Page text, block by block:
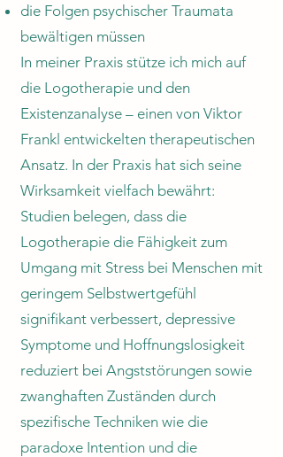
die Folgen psychischer Traumata
bewältigen müssen
In meiner Praxis stütze ich mich auf
die Logotherapie und den
Existenzanalyse – einen von Viktor
Frankl entwickelten therapeutischen
Ansatz. In der Praxis hat sich seine
Wirksamkeit vielfach bewährt:
Studien belegen, dass die
Logotherapie die Fähigkeit zum
Umgang mit Stress bei Menschen mit
geringem Selbstwertgefühl
signifikant verbessert, depressive
Symptome und Hoffnungslosigkeit
reduziert bei Angststörungen sowie
zwanghaften Zuständen durch
spezifische Techniken wie die
paradoxe Intention und die